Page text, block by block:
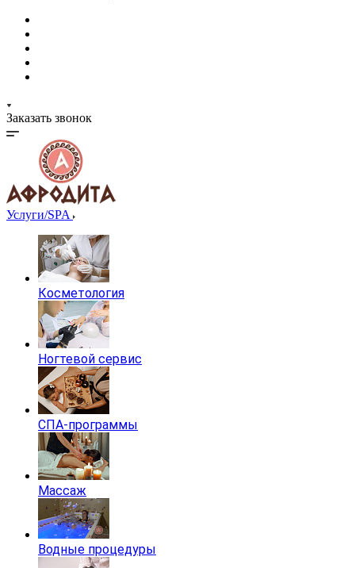
Заказать звонок
Услуги/SPA
Косметология
Ногтевой сервис
СПА-программы
Массаж
Водные процедуры